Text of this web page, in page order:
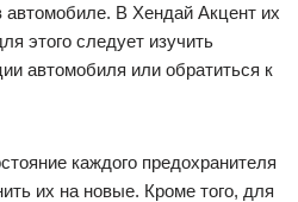
автомобиле. В Хендай Акцент их
этого следует изучить
автомобиля или обратиться к
каждого предохранителя
их на новые. Кроме того, для